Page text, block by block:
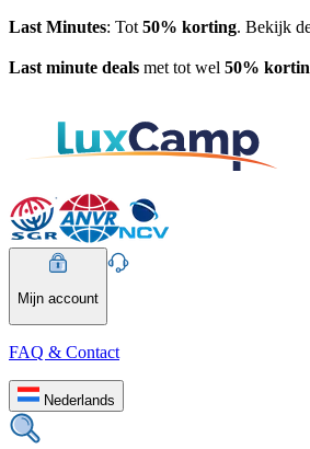
Last Minutes: Tot 50% korting. Bekijk
Last minute deals met tot wel 50%
Mijn account
FAQ & Contact
Nederlands